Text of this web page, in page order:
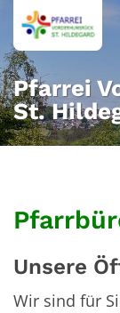
Zum Inhalt
Pfarrei
St.
Unsere
Wir sind für